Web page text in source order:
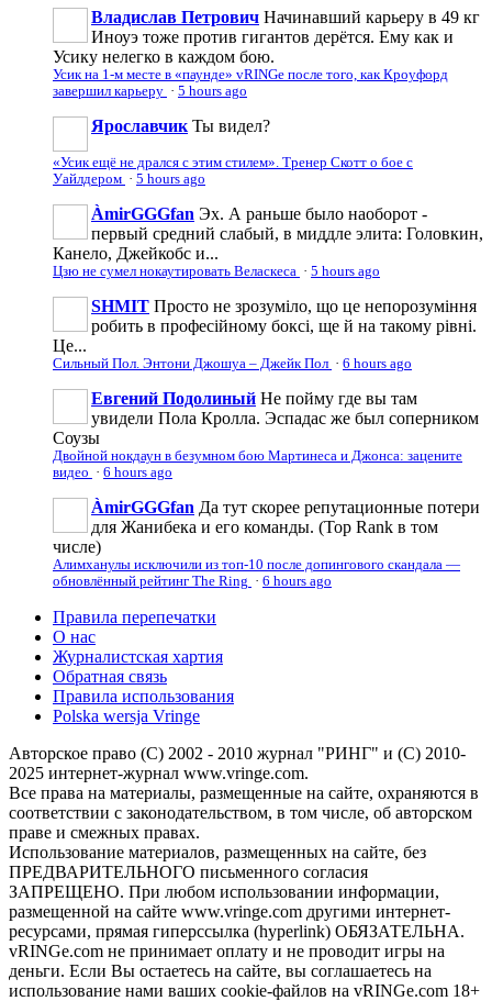
Владислав Петрович Начинавший карьеру в 49 кг
Иноуэ тоже против гигантов дерётся. Ему как и
Усику нелегко в каждом бою.
Усик на 1-м месте в «паунде» vRINGe после того, как Кроуфорд
завершил карьеру · 5 hours ago
Ярославчик Ты видел?
«Усик ещё не дрался с этим стилем». Тренер Скотт о бое с
Уайлдером · 5 hours ago
ÀmirGGGfan Эх. А раньше было наоборот -
первый средний слабый, в миддле элита: Головкин,
Канело, Джейкобс и...
Цзю не сумел нокаутировать Веласкеса · 5 hours ago
SHMIT Просто не зрозуміло, що це непорозуміння
робить в професійному боксі, ще й на такому рівні.
Це...
Сильный Пол. Энтони Джошуа – Джейк Пол · 6 hours ago
Евгений Подолиный Не пойму где вы там
увидели Пола Кролла. Эспадас же был соперником
Соузы
Двойной нокдаун в безумном бою Мартинеса и Джонса: зацените
видео · 6 hours ago
ÀmirGGGfan Да тут скорее репутационные потери
для Жанибека и его команды. (Top Rank в том
числе)
Алимханулы исключили из топ-10 после допингового скандала —
обновлённый рейтинг The Ring · 6 hours ago
Правила перепечатки
О нас
Журналистская хартия
Обратная связь
Правила использования
Polska wersja Vringe
Авторское право (С) 2002 - 2010 журнал "РИНГ" и (С) 2010-
2025 интернет-журнал www.vringe.com.
Все права на материалы, размещенные на сайте, охраняются в
соответствии с законодательством, в том числе, об авторском
праве и смежных правах.
Использование материалов, размещенных на сайте, без
ПРЕДВАРИТЕЛЬНОГО письменного согласия
ЗАПРЕЩЕНО. При любом использовании информации,
размещенной на сайте www.vringe.com другими интернет-
ресурсами, прямая гиперссылка (hyperlink) ОБЯЗАТЕЛЬНА.
vRINGe.com не принимает оплату и не проводит игры на
деньги. Если Вы остаетесь на сайте, вы соглашаетесь на
использование нами ваших cookie-файлов на vRINGe.com 18+